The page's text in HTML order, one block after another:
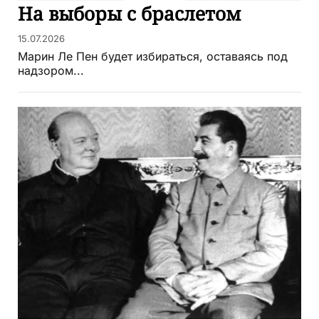
На выборы с браслетом
15.07.2026
Марин Ле Пен будет избираться, оставаясь под
надзором...